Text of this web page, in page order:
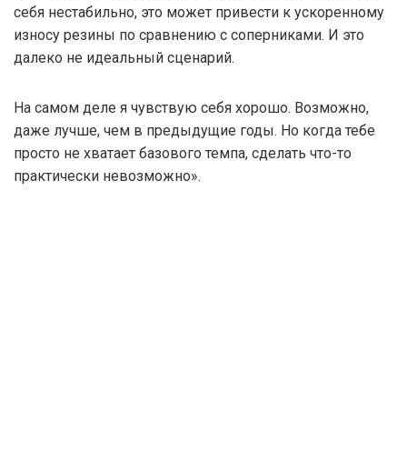
себя нестабильно, это может привести к ускоренному
износу резины по сравнению с соперниками. И это
далеко не идеальный сценарий.
На самом деле я чувствую себя хорошо. Возможно,
даже лучше, чем в предыдущие годы. Но когда тебе
просто не хватает базового темпа, сделать что-то
практически невозможно».